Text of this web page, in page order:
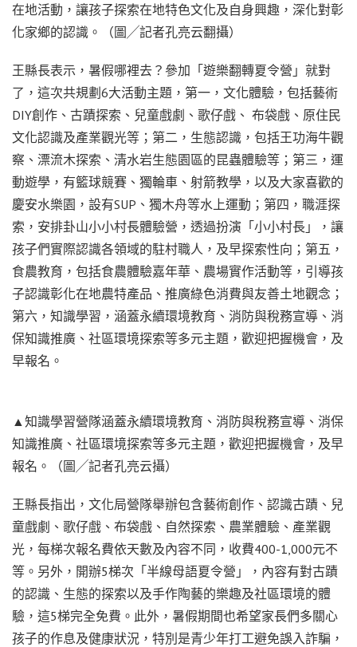
在地活動，讓孩子探索在地特色文化及自身興趣，深化對彰
化家鄉的認識。（圖╱記者孔亮云翻攝）
王縣長表示，暑假哪裡去？參加「遊樂翻轉夏令營」就對
了，這次共規劃6大活動主題，第一，文化體驗，包括藝術
DIY創作、古蹟探索、兒童戲劇、歌仔戲、 布袋戲、原住民
文化認識及產業觀光等；第二，生態認識，包括王功海牛觀
察、漂流木探索、清水岩生態園區的昆蟲體驗等；第三，運
動遊學，有籃球競賽、獨輪車、射箭教學，以及大家喜歡的
慶安水樂園，設有SUP、獨木舟等水上運動；第四，職涯探
索，安排卦山小小村長體驗營，透過扮演「小小村長」，讓
孩子們實際認識各領域的駐村職人，及早探索性向；第五，
食農教育，包括食農體驗嘉年華、農場實作活動等，引導孩
子認識彰化在地農特產品、推廣綠色消費與友善土地觀念；
第六，知識學習，涵蓋永續環境教育、消防與稅務宣導、消
保知識推廣、社區環境探索等多元主題，歡迎把握機會，及
早報名。
▲知識學習營隊涵蓋永續環境教育、消防與稅務宣導、消保
知識推廣、社區環境探索等多元主題，歡迎把握機會，及早
報名。（圖╱記者孔亮云攝）
王縣長指出，文化局營隊舉辦包含藝術創作、認識古蹟、兒
童戲劇、歌仔戲、布袋戲、自然探索、農業體驗、產業觀
光，每梯次報名費依天數及內容不同，收費400-1,000元不
等。另外，開辦5梯次「半線母語夏令營」，內容有對古蹟
的認識、生態的探索以及手作陶藝的樂趣及社區環境的體
驗，這5梯完全免費。此外，暑假期間也希望家長們多關心
孩子的作息及健康狀況，特別是青少年打工避免誤入詐騙，